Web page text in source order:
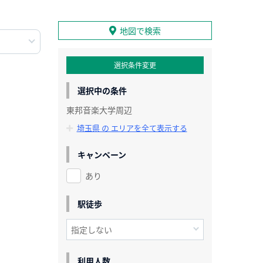
地図で検索
選択条件変更
選択中の条件
東邦音楽大学周辺
埼玉県 の エリアを全て表示する
キャンペーン
あり
駅徒歩
利用人数